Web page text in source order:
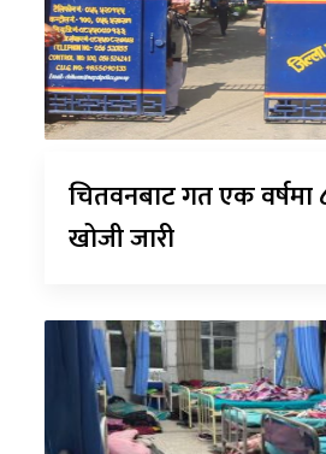
चितवनबाट गत एक वर्षमा
खोजी जारी